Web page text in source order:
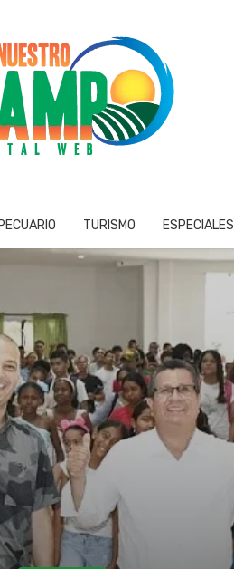
PECUARIO TURISMO ESPECIALES